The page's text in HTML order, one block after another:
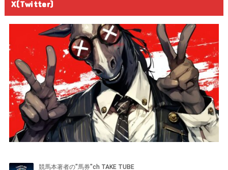
X(Twitter)